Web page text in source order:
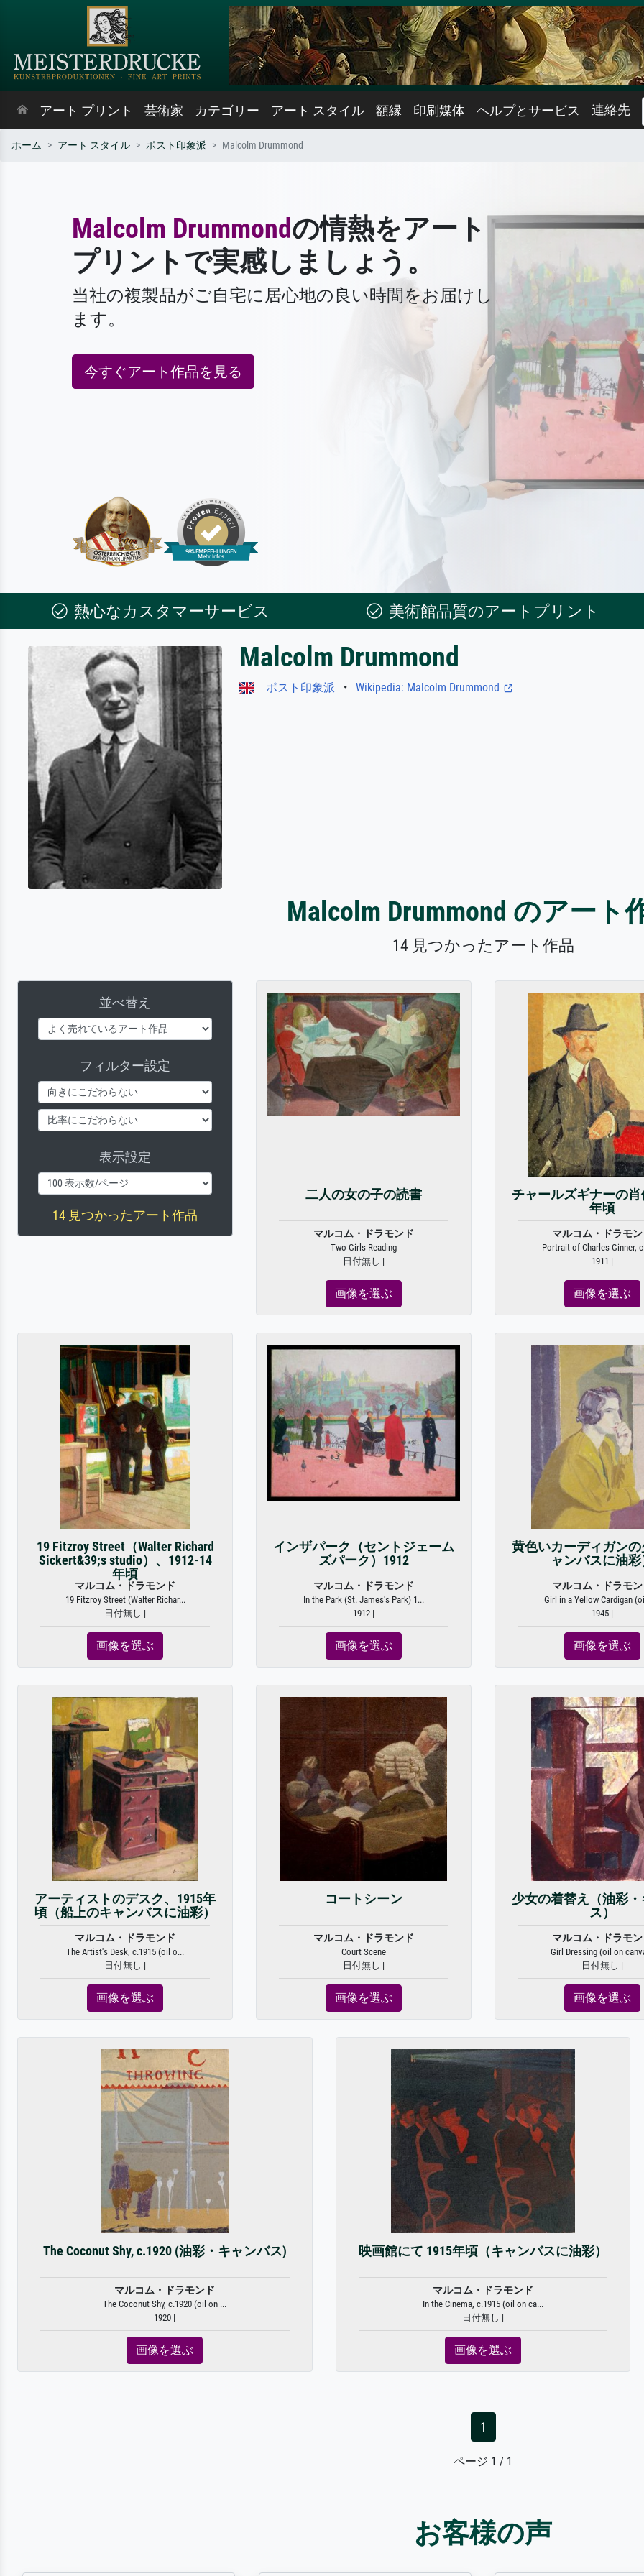
アート プリント 芸術家 カテゴリー アート スタイル 額縁 印刷媒体 ヘルプとサービス 連絡先
ホーム アート スタイル ポスト印象派 Malcolm Drummond
Malcolm Drummondの情熱をアート
プリントで実感しましょう。
当社の複製品がご自宅に居心地の良い時間をお届けし
ます。
今すぐアート作品を見る
熱心なカスタマーサービス 美術館品質のアートプリント
Malcolm Drummond
ポスト印象派 •Wikipedia: Malcolm Drummond
Malcolm Drummond のアート
14 見つかったアート作品
並べ替え
フィルター設定
表示設定
14 見つかったアート作品
二人の女の子の読書
マルコム・ドラモンド
Two Girls Reading
日付無し |
画像を選ぶ
チャールズギナーの肖
年頃
マルコム・ドラモ
Portrait of Charles Ginner,
1911 |
画像を選ぶ
19 Fitzroy Street（Walter Richard
Sickert&39;s studio）、1912-14
年頃
マルコム・ドラモンド
19 Fitzroy Street (Walter Richar...
日付無し |
画像を選ぶ
インザパーク（セントジェーム
ズパーク）1912
マルコム・ドラモンド
In the Park (St. James's Park) 1...
1912 |
画像を選ぶ
黄色いカーディガン
ャンバスに油彩
マルコム・ドラモ
Girl in a Yellow Cardigan
1945 |
画像を選ぶ
アーティストのデスク、1915年
頃（船上のキャンバスに油彩）
マルコム・ドラモンド
The Artist's Desk, c.1915 (oil o...
日付無し |
画像を選ぶ
コートシーン
マルコム・ドラモンド
Court Scene
日付無し |
画像を選ぶ
少女の着替え（油彩
ス）
マルコム・ドラモ
Girl Dressing (oil on
日付無し |
画像を選ぶ
The Coconut Shy, c.1920 (油彩・キャンバス)
マルコム・ドラモンド
The Coconut Shy, c.1920 (oil on ...
1920 |
画像を選ぶ
映画館にて 1915年頃（キャンバスに油彩）
マルコム・ドラモンド
In the Cinema, c.1915 (oil on ca...
日付無し |
画像を選ぶ
1
ページ 1 / 1
お客様の声